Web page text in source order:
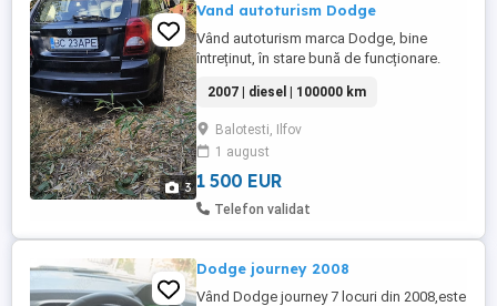
3
Vand autoturism Dodge
Vând autoturism marca Dodge, bine
întreținut, în stare bună de funcționare.
performanță, fiind potrivită atât pentru
deplasări zilnice, cât și pentru drumuri
lungi.
2007 | diesel | 100000 km
Balotesti, Ilfov
1 august
1 500 EUR
Telefon validat
Dodge journey 2008
Vând Dodge journey 7 locuri din 2008,este